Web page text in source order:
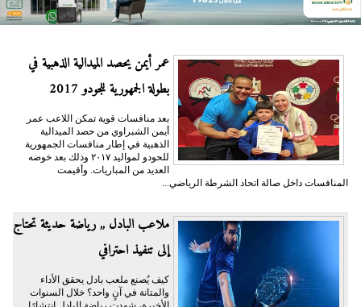
عمر أيمن يحصد الميدالية الذهبية في
بطولة الجمهورية للجودو 2017
بعد منافسات قوية تمكن اللاعب عمر
أيمن الشبراوي من حصد الميدالية
الذهبية في إطار منافسات الجمهورية
للحودو لمواليد ٢٠١٧ وذلك بعد خوضه
العديد من المباريات. وأقيمت
المنافسات داخل صالة اتحاد الشرطة الرياضي...
ملاعب البادل ,, رياضة حديثة تحتاج
إلى تنفيذ احترافي
كيف يُصنع ملعب بادل يحقق الأداء
والمتانة في آنٍ واحد؟ خلال السنوات